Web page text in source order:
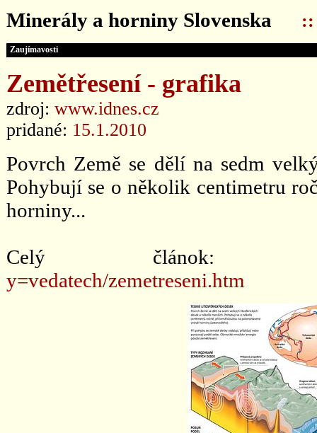
Minerály a horniny Slovenska ::
Zaujímavosti
Zemětřesení - grafika
zdroj: www.idnes.cz
pridané: 15.1.2010
Povrch Země se dělí na sedm
Pohybují se o několik centimetru
horniny...
Celý
y=vedatech/zemetreseni.htm